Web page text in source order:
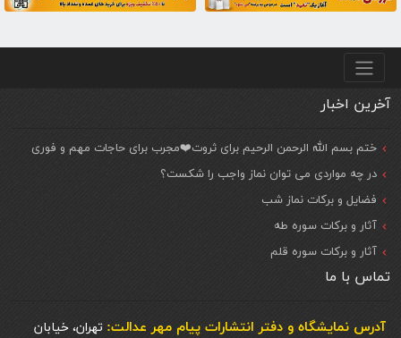
منو پایین
آخرین اخبار
ختم بسم الله الرحمن الرحیم برای ثروت❤️مجرب برای حاجات مهم و فوری
در چه مواردی می توان نماز واجب را شکست؟
فضایل و برکات نماز شب
آثار و برکات سوره طه
آثار و برکات سوره قلم
تماس با ما
آدرس نمایشگاه و دفتر انتشارات پيام مهر عدالت: تهران، خیابان